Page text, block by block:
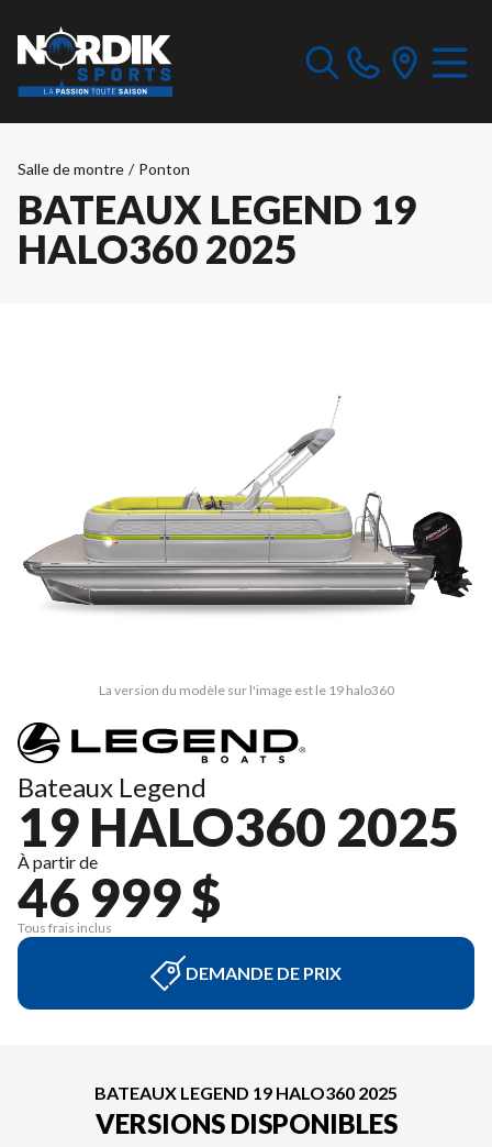
Salle de montre / Ponton
BATEAUX LEGEND 19
HALO360 2025
La version du modèle sur l'image est le 19 halo360
Bateaux Legend
19 HALO360 2025
À partir de
46 999 $
Tous frais inclus
DEMANDE DE PRIX
BATEAUX LEGEND 19 HALO360 2025
VERSIONS DISPONIBLES